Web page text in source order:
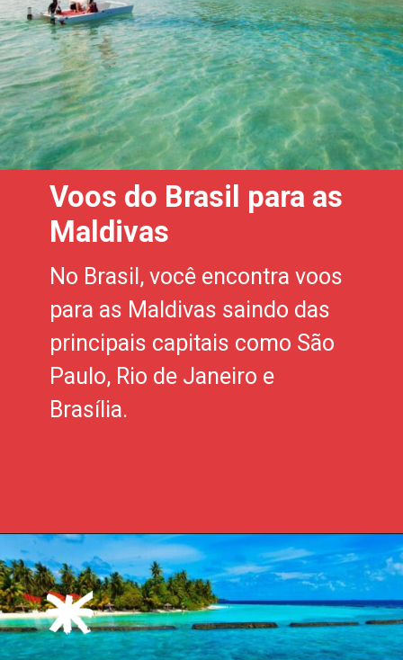
No Brasil, você encontra voos
para as Maldivas saindo das
principais capitais como São
Paulo, Rio de Janeiro e
Brasília.
Voos do Brasil para as
Maldivas
Opening https://xtravel.com.br/roteiro-viagem-personalizado/